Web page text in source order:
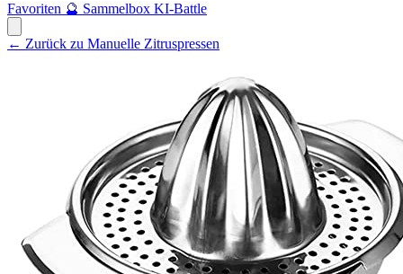
Favoriten 🔮 Sammelbox KI-Battle
← Zurück zu Manuelle Zitruspressen